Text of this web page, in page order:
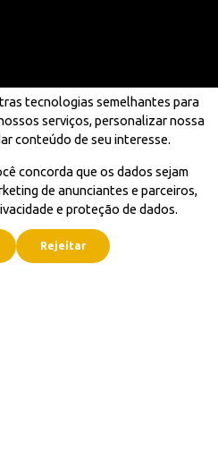
tecnologias semelhantes para
serviços, personalizar nossa
conteúdo de seu interesse.
concorda que os dados sejam
de anunciantes e parceiros,
e proteção de dados.
Rejeitar